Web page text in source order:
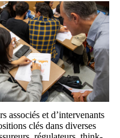
associés et d’intervenants
clés dans diverses